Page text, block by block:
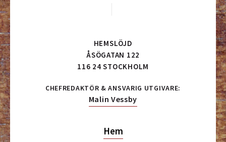
HEMSLÖJD
ÅSÖGATAN 122
116 24 STOCKHOLM
CHEFREDAKTÖR & ANSVARIG UTGIVARE:
Malin Vessby
Hem